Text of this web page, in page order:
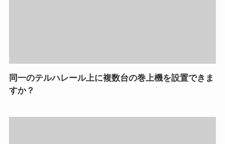
同一のテルハレール上に複数台の巻上機を設置できま
すか？